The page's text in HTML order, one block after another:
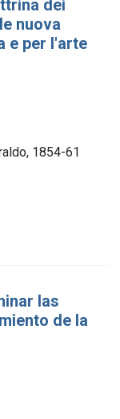
dei
nuova
e per l'arte
1854-61
las
de la